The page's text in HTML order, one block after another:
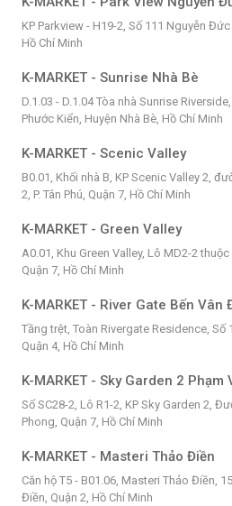
KP Parkview - H19-2, Số 111 Nguyễn Đức
Hồ Chí Minh
K-MARKET - Sunrise Nhà Bè
D.1.03 - D.1.04 Tòa nhà Sunrise
Phước Kiển, Huyện Nhà Bè, Hồ Chí Minh
K-MARKET - Scenic Valley
B0.01, Khối nhà B, KP Scenic Valley 2,
2, P. Tân Phú, Quận 7, Hồ Chí Minh
K-MARKET - Green Valley
A0.01, Khu Green Valley, Lô MD2-2
Quận 7, Hồ Chí Minh
K-MARKET - River Gate Bến Vân
Tầng trệt, Toàn Rivergate Residence, Số
Quận 4, Hồ Chí Minh
K-MARKET - Sky Garden 2 Phạm
Số SC28-2, Lô R1-2, KP Sky Garden 2,
Phong, Quận 7, Hồ Chí Minh
K-MARKET - Masteri Thảo Điền
Căn hộ T5 - B01.06, Masteri Thảo Điền,
Điền, Quận 2, Hồ Chí Minh